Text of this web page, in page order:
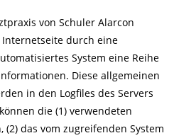
von Schuler Alarcon
durch eine
System eine Reihe
Diese allgemeinen
in den Logfiles des Servers
die (1) verwendeten
das vom zugreifenden System